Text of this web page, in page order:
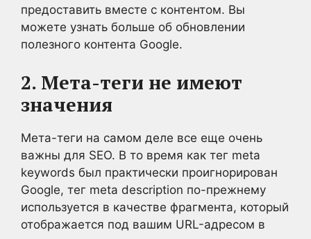
предоставить вместе с контентом. Вы
можете узнать больше об обновлении
полезного контента Google.
2. Мета-теги не имеют
значения
Мета-теги на самом деле все еще очень
важны для SEO. В то время как тег meta
keywords был практически проигнорирован
Google, тег meta description по-прежнему
используется в качестве фрагмента, который
отображается под вашим URL-адресом в